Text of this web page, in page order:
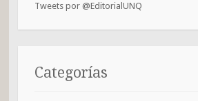
Tweets por @EditorialUNQ
Categorías